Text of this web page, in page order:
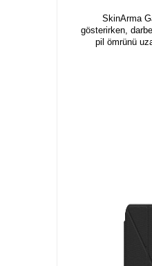
SkinArma
gösterirken,
pil ömrünü